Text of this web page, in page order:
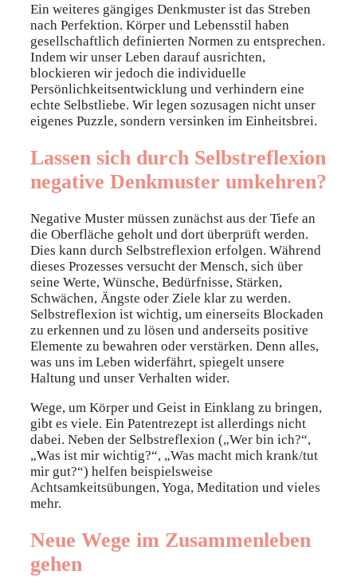
Ein weiteres gängiges Denkmuster ist das Streben
nach Perfektion. Körper und Lebensstil haben
gesellschaftlich definierten Normen zu entsprechen.
Indem wir unser Leben darauf ausrichten,
blockieren wir jedoch die individuelle
Persönlichkeitsentwicklung und verhindern eine
echte Selbstliebe. Wir legen sozusagen nicht unser
eigenes Puzzle, sondern versinken im Einheitsbrei.
Lassen sich durch Selbstreflexion
negative Denkmuster umkehren?
Negative Muster müssen zunächst aus der Tiefe an
die Oberfläche geholt und dort überprüft werden.
Dies kann durch Selbstreflexion erfolgen. Während
dieses Prozesses versucht der Mensch, sich über
seine Werte, Wünsche, Bedürfnisse, Stärken,
Schwächen, Ängste oder Ziele klar zu werden.
Selbstreflexion ist wichtig, um einerseits Blockaden
zu erkennen und zu lösen und anderseits positive
Elemente zu bewahren oder verstärken. Denn alles,
was uns im Leben widerfährt, spiegelt unsere
Haltung und unser Verhalten wider.
Wege, um Körper und Geist in Einklang zu bringen,
gibt es viele. Ein Patentrezept ist allerdings nicht
dabei. Neben der Selbstreflexion („Wer bin ich?“,
„Was ist mir wichtig?“, „Was macht mich krank/tut
mir gut?“) helfen beispielsweise
Achtsamkeitsübungen, Yoga, Meditation und vieles
mehr.
Neue Wege im Zusammenleben
gehen